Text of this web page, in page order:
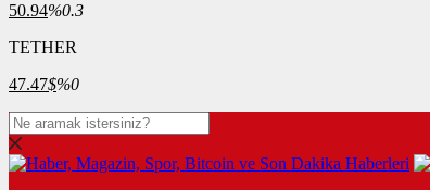
50.94%0.3
TETHER
47.47$%0